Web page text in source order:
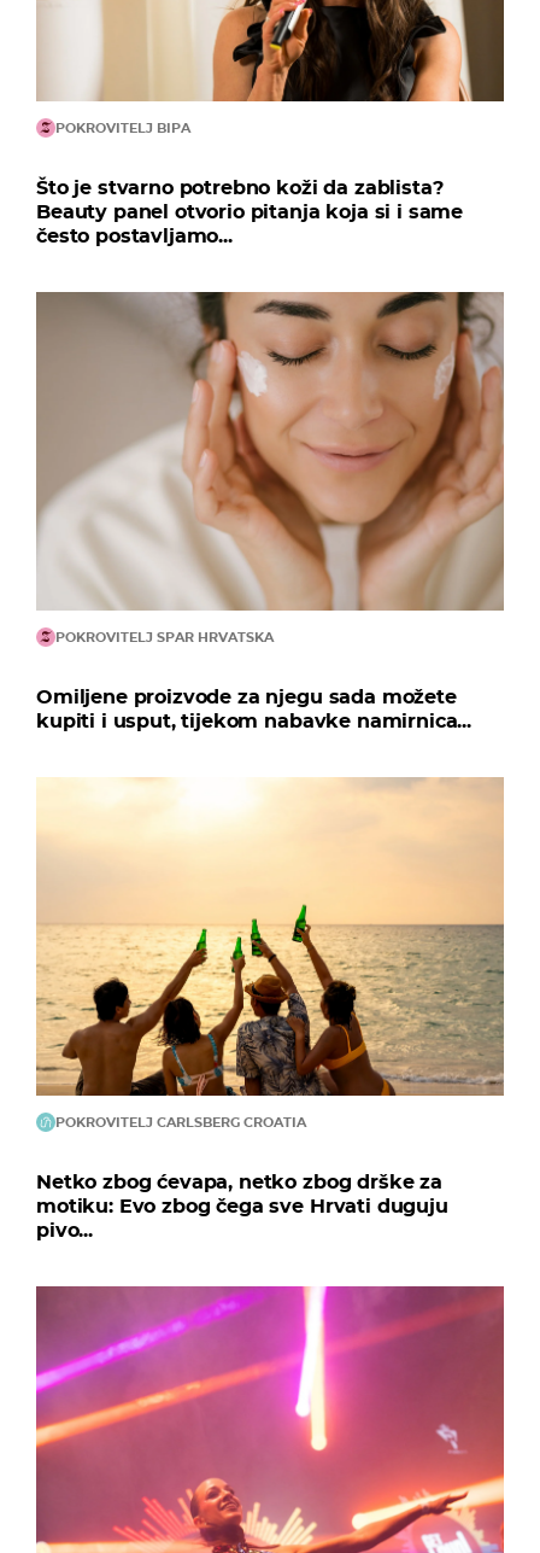
POKROVITELJ BIPA
Što je stvarno potrebno koži da zablista?
Beauty panel otvorio pitanja koja si i same
često postavljamo...
POKROVITELJ SPAR HRVATSKA
Omiljene proizvode za njegu sada možete
kupiti i usput, tijekom nabavke namirnica...
POKROVITELJ CARLSBERG CROATIA
Netko zbog ćevapa, netko zbog drške za
motiku: Evo zbog čega sve Hrvati duguju
pivo...